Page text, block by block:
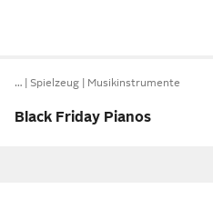
… Spielzeug Musikinstrumente
Black Friday Pianos